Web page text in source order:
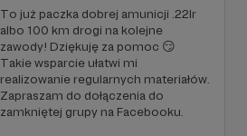
To już paczka dobrej amunicji .22lr
albo 100 km drogi na kolejne
zawody! Dziękuję za pomoc 😏
Takie wsparcie ułatwi mi
realizowanie regularnych materiałów.
Zapraszam do dołączenia do
zamkniętej grupy na Facebooku.